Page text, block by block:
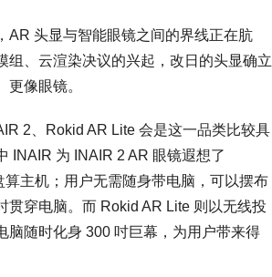
AR 头显与智能眼镜之间的界线正在肮
组、云渲染决议的兴起，改日的头显确立
更像眼镜。
2、Rokid AR Lite 会是这一品类比较具
INAIR 为 INAIR 2 AR 眼镜遐想了
算主机；用户无需随身带电脑，可以摆布
贯穿电脑。而 Rokid AR Lite 则以无线投
脑随时化身 300 吋巨幕，为用户带来得